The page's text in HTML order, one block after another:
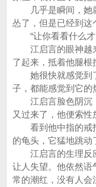
几乎是瞬间，她就
怂了，但是已经到这
“让你看看什么才
江启言的眼神越来
了起来，抵着他腿根
她很快就感觉到了
子，都能感觉到它的
江启言脸色阴沉，
又过来了，他便索性
看到他中指的戒指
的龟头，它猛地跳动
江启言的生理反应
让人失望。他依然语
常的潮红，没有人会